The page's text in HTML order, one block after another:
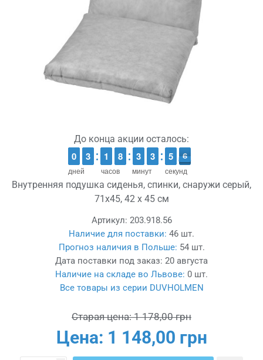
До конца акции осталось:
дней
9
9
0
0 2
2
3
3
часов
1
1
1
1 7
7
8
8
минут
2
2
3
3 4
3
3
секунд
0
5
5 6
6
5
Внутренняя подушка сиденья, спинки, снаружи серый,
71x45, 42 x 45 см
Артикул: 203.918.56
Наличие для поставки: 46 шт.
Прогноз наличия в Польше: 54 шт.
Дата поставки под заказ: 20 августа
Наличие на складе во Львове: 0 шт.
Все товары из серии DUVHOLMEN
Старая цена: 1 178,00 грн
Цена: 1 148,00 грн